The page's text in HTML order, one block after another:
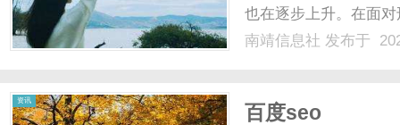
也在逐步上升。在面
的选择？委托的流程
南靖信息社 发布于
资讯
百度seo